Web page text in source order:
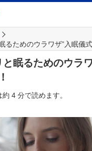
るためのウラワザ”入眠儀式
眠るためのウラ
4 分で読めます。